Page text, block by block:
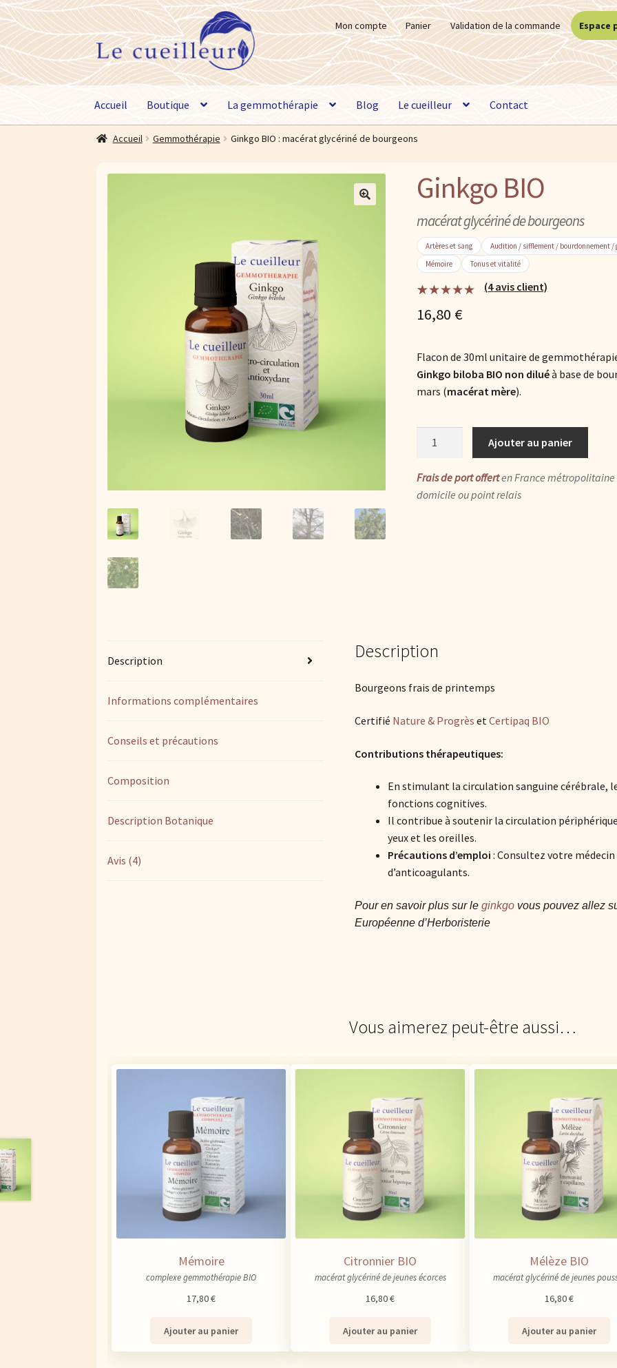
Aller
à
la
navigation
Aller
au
contenu
Mon compte Panier Validation de la commande Espace
Accueil Boutique La gemmothérapie Blog Le cueilleur Contact
Accueil Gemmothérapie Ginkgo BIO : macérat glycériné de bourgeons
Ginkgo BIO
macérat glycériné de bourgeons
Artères et sang
Audition / sifflement / bourdonnement /
Mémoire
Tonus et vitalité
5 basé sur
client
(4avis client)
16,80 €
Flacon de 30ml unitaire de
Ginkgo biloba BIO non diluéà base de
mars (macérat mère).
BIO
:
Ajouter au panier
Frais de port offerten France
domicile ou point relais
Description
Informations complémentaires
Conseils et précautions
Composition
Description Botanique
Avis (4)
Description
Bourgeons frais de printemps
Certifié Nature & Progrès etCertipaq BIO
Contributions thérapeutiques:
En stimulant la circulation sanguine cérébrale,
fonctions cognitives.
Il contribue à soutenir la circulation
yeux et les oreilles.
Précautions d’emploi : Consultez votre
d’anticoagulants.
Pour en savoir plus surle ginkgovous pouvez allez
Européenne d’Herboristerie
Vous aimerez peut-être aussi…
Mémoire
complexe gemmothérapie BIO
17,80€
Ajouter au panier
Citronnier BIO
macérat glycériné de jeunes écorces
16,80€
Ajouter au panier
Mélèze BIO
macérat glycériné de jeunes
16,80€
Ajouter au panier